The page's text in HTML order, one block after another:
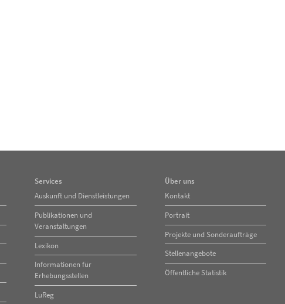
Services
Navigation
Auskunft und Dienstleistungen
Publikationen und
Veranstaltungen
Lexikon
Informationen für
Erhebungsstellen
LuReg
Über uns
Navigation
Kontakt
Portrait
Projekte und Sonderaufträge
Stellenangebote
Öffentliche Statistik